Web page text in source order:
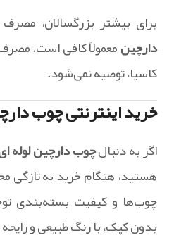
برای بیشتر بزرگسالان،
دارچینمعمولاً کافی است. مصرف
کاسیا، توصیه نمی‌شود.
خرید اینترنتی چوب
اگر به دنبالچوب دارچین لوله
هستید، هنگام خرید به تازگی
چوب‌ها و کیفیت بسته‌بندی
بدون کپک، با رنگ طبیعی و